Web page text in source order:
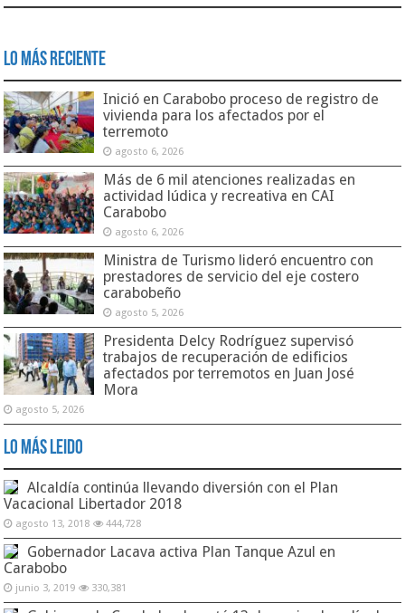
Lo Más Reciente
Inició en Carabobo proceso de registro de
vivienda para los afectados por el
terremoto
agosto 6, 2026
Más de 6 mil atenciones realizadas en
actividad lúdica y recreativa en CAI
Carabobo
agosto 6, 2026
Ministra de Turismo lideró encuentro con
prestadores de servicio del eje costero
carabobeño
agosto 5, 2026
Presidenta Delcy Rodríguez supervisó
trabajos de recuperación de edificios
afectados por terremotos en Juan José
Mora
agosto 5, 2026
Lo Más Leido
Alcaldía continúa llevando diversión con el Plan
Vacacional Libertador 2018
agosto 13, 2018 444,728
Gobernador Lacava activa Plan Tanque Azul en
Carabobo
junio 3, 2019 330,381